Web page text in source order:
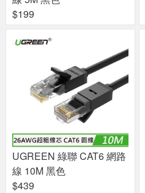
$199
UGREEN 綠聯 CAT6 網路
線 10M 黑色
$439